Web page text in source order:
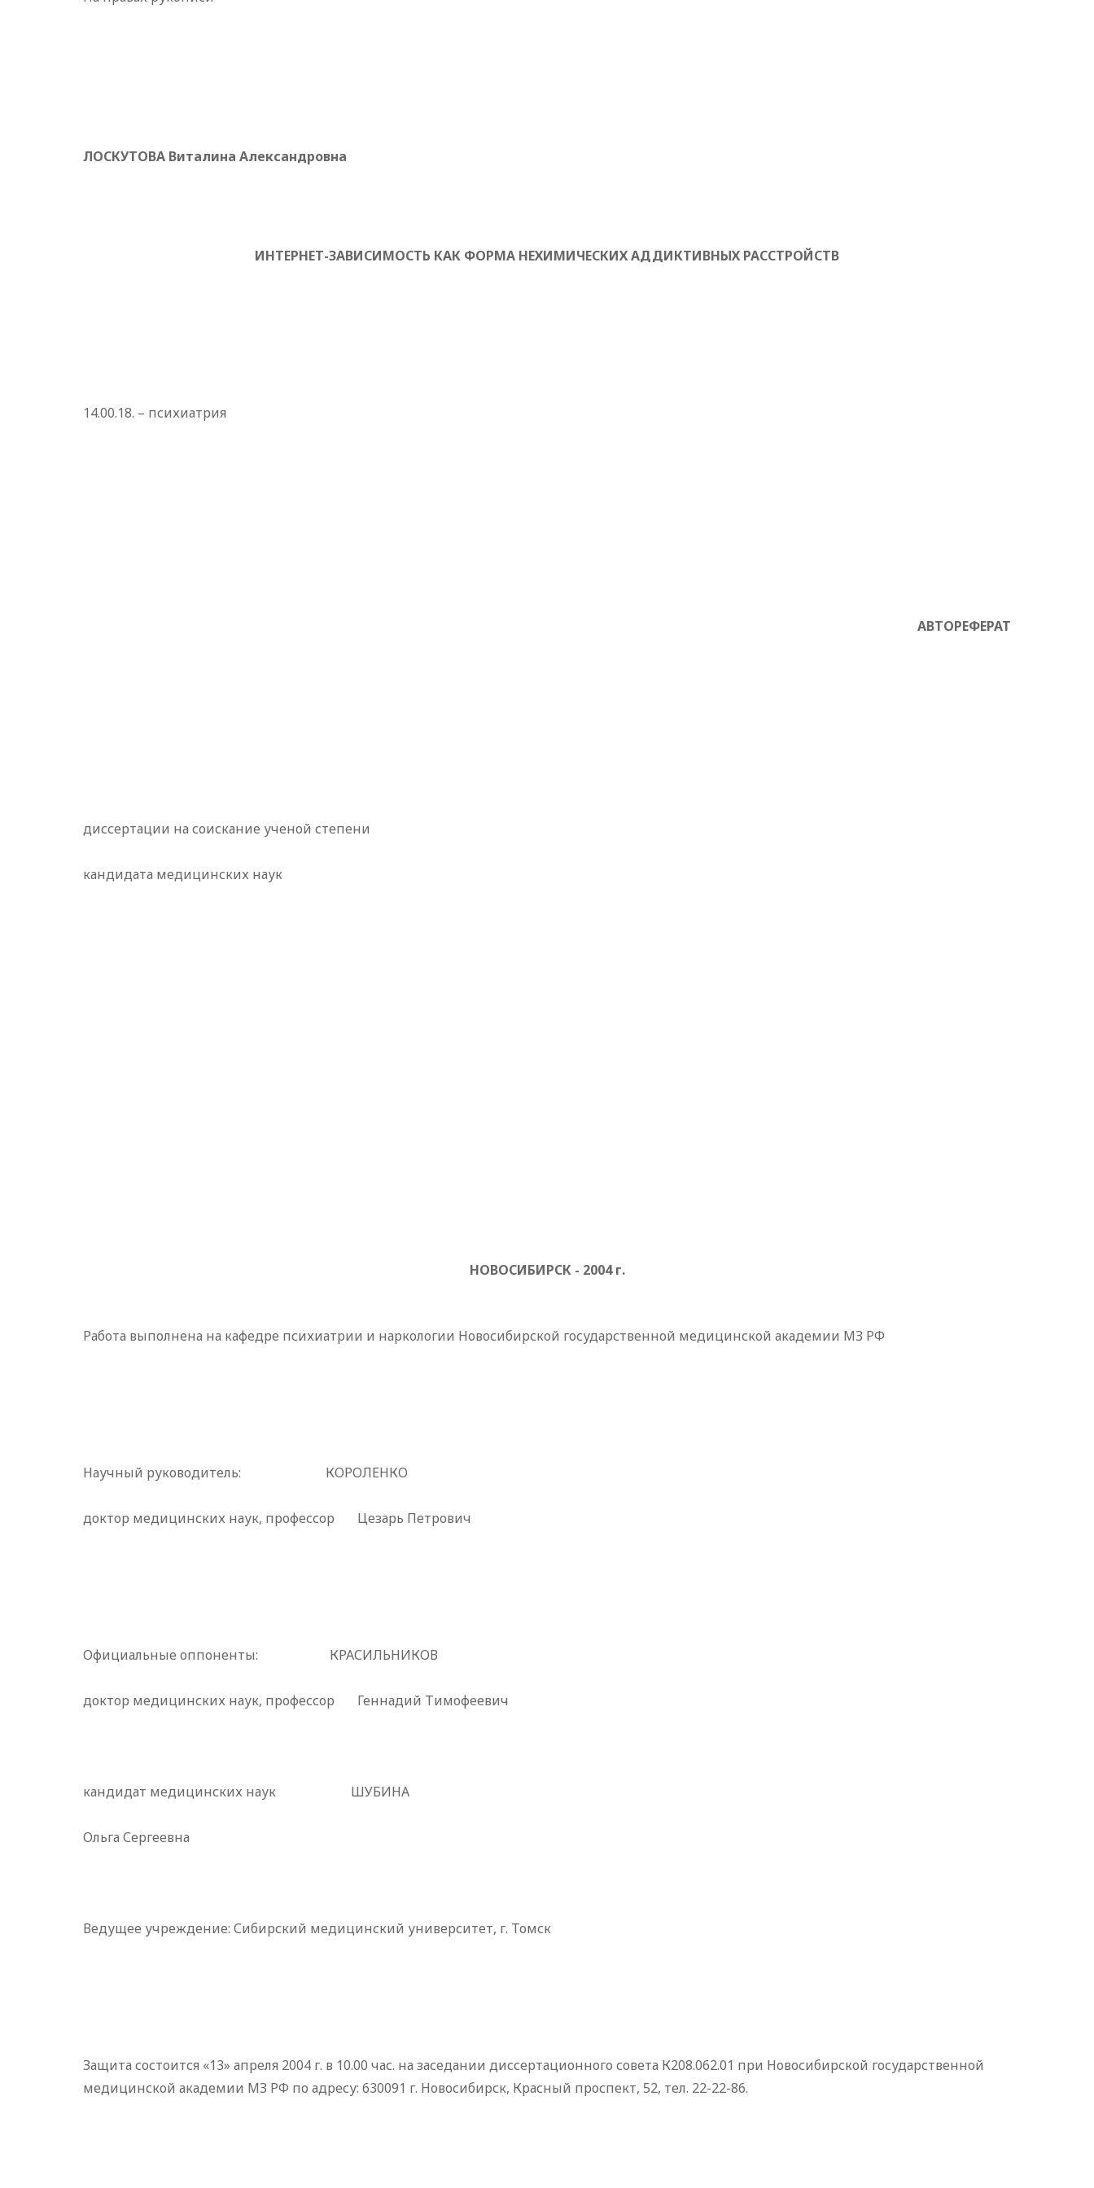
ЛОСКУТОВА Виталина Александровна
ИНТЕРНЕТ-ЗАВИСИМОСТЬ КАК ФОРМА НЕХИМИЧЕСКИХ АДДИКТИВНЫХ РАССТРОЙСТВ
14.00.18. – психиатрия
АВТОРЕФЕРАТ
диссертации на соискание ученой степени
кандидата медицинских наук
НОВОСИБИРСК - 2004 г.
Работа выполнена на кафедре психиатрии и наркологии Новосибирской государственной медицинской академии МЗ РФ
Научный руководитель: КОРОЛЕНКО
доктор медицинских наук, профессор Цезарь Петрович
Официальные оппоненты: КРАСИЛЬНИКОВ
доктор медицинских наук, профессор Геннадий Тимофеевич
кандидат медицинских наук ШУБИНА
Ольга Сергеевна
Ведущее учреждение: Сибирский медицинский университет, г. Томск
Защита состоится «13» апреля 2004 г. в 10.00 час. на заседании диссертационного совета К208.062.01 при Новосибирской государственной
медицинской академии МЗ РФ по адресу: 630091 г. Новосибирск, Красный проспект, 52, тел. 22-22-86.